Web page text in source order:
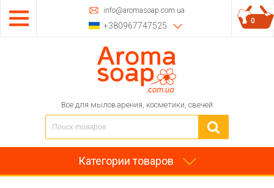
info@aromasoap.com.ua
+380967747525
Все для мыловарения, косметики, свечей
0
Категории товаров